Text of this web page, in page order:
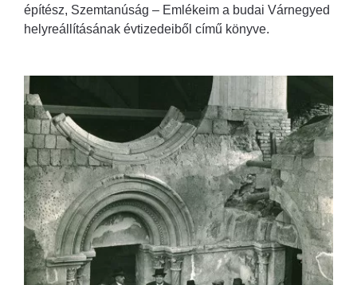
építész, Szemtanúság – Emlékeim a budai Várnegyed
helyreállításának évtizedeiből című könyve.